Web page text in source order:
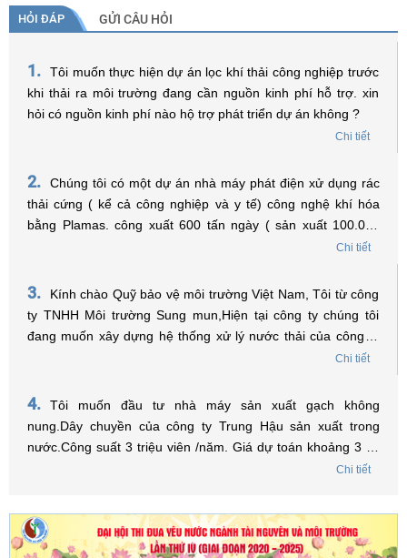
HỎI ĐÁP GỬI CÂU HỎI
1.
Tôi muốn thực hiện dự án lọc khí thải công nghiệp trước
khi thải ra môi trường đang cần nguồn kinh phí hỗ trợ. xin
hỏi có nguồn kinh phí nào hộ trợ phát triển dự án không ?
Chi tiết
2.
Chúng tôi có một dự án nhà máy phát điện xử dụng rác
thải cứng ( kể cả công nghiệp và y tế) công nghệ khí hóa
bằng Plamas. công xuất 600 tấn ngày ( sản xuất 100.000
MGW điện năm ) Tồng vốn đầu tư 60 triệu USD. Xin được
!
Chi tiết
3.
Kính chào Quỹ bảo vệ môi trường Việt Nam, Tôi từ công
ty TNHH Môi trường Sung mun,Hiện tại công ty chúng tôi
đang muốn xây dựng hệ thống xử lý nước thải của công ty
hồ sơ, thủ tục gì để có thể vay vốn ạ? Xin chân thành cảm
Chi tiết
4.
Tôi muốn đầu tư nhà máy sản xuất gạch không
nung.Dây chuyền của công ty Trung Hậu sản xuất trong
nước.Công suất 3 triệu viên /năm. Giá dự toán khoảng 3 tỷ.
Tôi ở Sơn La có được vay vốn của quỹ bảo vệ môi trường
trân trọng cảm ơn./.
Chi tiết